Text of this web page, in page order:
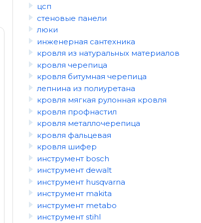
цсп
стеновые панели
люки
инженерная сантехника
кровля из натуральных материалов
кровля черепица
кровля битумная черепица
лепнина из полиуретана
кровля мягкая рулонная кровля
кровля профнастил
кровля металлочерепица
кровля фальцевая
кровля шифер
инструмент bosch
инструмент dewalt
инструмент husqvarna
инструмент makita
инструмент metabo
инструмент stihl